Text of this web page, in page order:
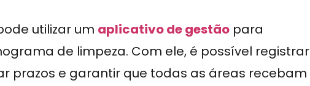
utilizar um aplicativo de gestão para
de limpeza. Com ele, é possível registrar
prazos e garantir que todas as áreas recebam